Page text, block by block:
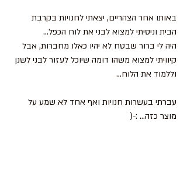
באותו אחר הצהריים, יצאתי לחנויות בקרבת
הבית וניסיתי למצוא לבני את לוח הכפל...
היה לי ברור שבטח לא יהיו כאלו מחברות, אבל
קיוויתי למצוא משהו דומה שיוכל לעזור לבני לשנן
וללמוד את הלוח...
עברתי בעשרות חנויות ואף אחד לא שמע על
מוצר כזה... :-(